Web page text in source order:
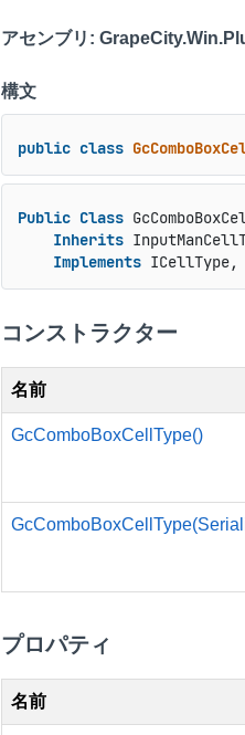
アセンブリ :
構文
public class
Public Class
Inherits
Implements ICellType,
コンストラクター
名前
GcComboBoxCellType()
プロパティ
名前